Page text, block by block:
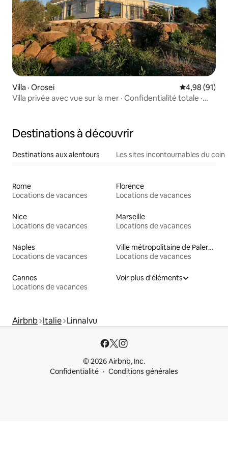
Villa · Orosei Note
4,98 (91)
Villa privée avec vue sur la mer · Confidentialité totale ·
Destinations à découvrir
Destinations aux alentours Les sites incontournables du coin
Rome
Locations de vacances
Florence
Locations de vacances
Nice
Locations de vacances
Marseille
Locations de vacances
Naples
Locations de vacances
Ville métropolitaine de Palerme
Locations de vacances
Cannes
Locations de vacances
Voir plus d'éléments
Airbnb Italie Linnalvu
© 2026 Airbnb, Inc.
Confidentialité
Conditions générales